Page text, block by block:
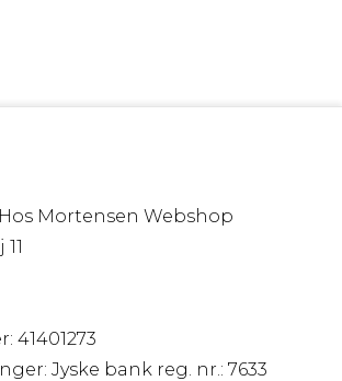
Mortensen Webshop
: 41401273
: Jyske bank reg. nr.: 7633